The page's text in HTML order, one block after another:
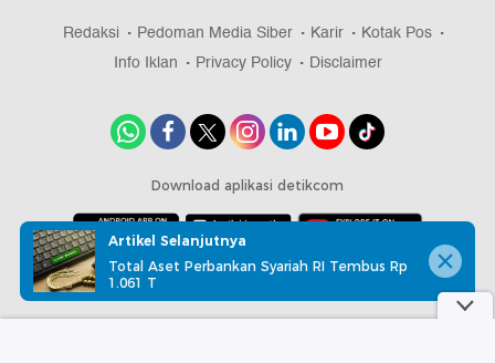
Redaksi Pedoman Media Siber Karir
Kotak Pos
Info Iklan
Privacy Policy Disclaimer
Download aplikasi detikcom
Copyright @ 2026 detikcom, All right reserved
Artikel Selanjutnya
Total Aset Perbankan Syariah RI Tembus Rp
1.061 T